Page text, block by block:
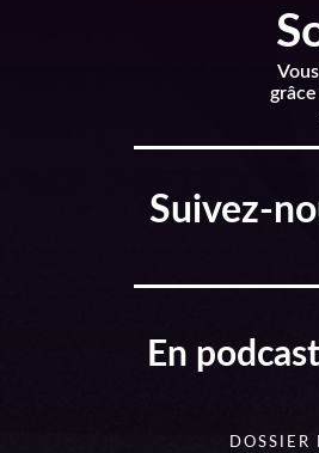
Suivez-
En
DOSSIER